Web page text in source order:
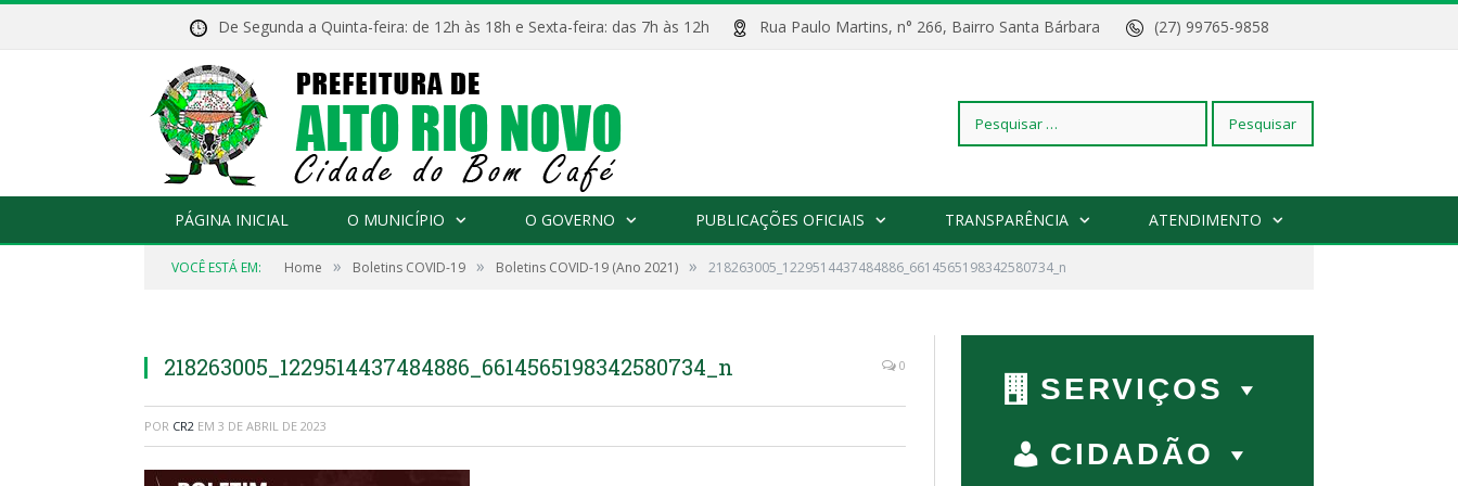
De Segunda a Quinta-feira: de 12h às 18h e Sexta-feira: das 7h às 12h Rua Paulo Martins, n° 266, Bairro Santa Bárbara (27) 99765-9858
Pesquisar
por:
PÁGINA INICIAL O MUNICÍPIO O GOVERNO PUBLICAÇÕES OFICIAIS TRANSPARÊNCIA ATENDIMENTO
VOCÊ ESTÁ EM: Home » Boletins COVID-19 » Boletins COVID-19 (Ano 2021) » 218263005_1229514437484886_6614565198342580734_n
218263005_1229514437484886_6614565198342580734_n 0
POR CR2 EM 3 DE ABRIL DE 2023
SERVIÇOS
CIDADÃO